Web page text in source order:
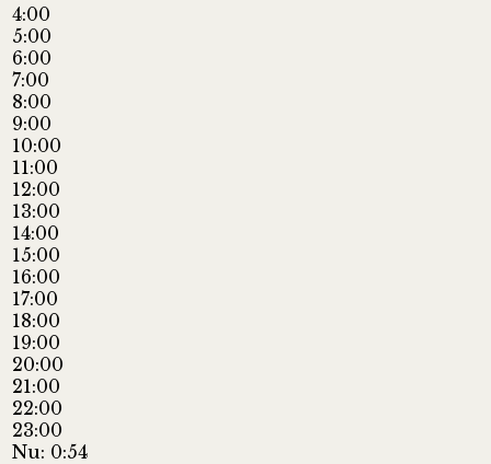
4:00
5:00
6:00
7:00
8:00
9:00
10:00
11:00
12:00
13:00
14:00
15:00
16:00
17:00
18:00
19:00
20:00
21:00
22:00
23:00
Nu: 0:54